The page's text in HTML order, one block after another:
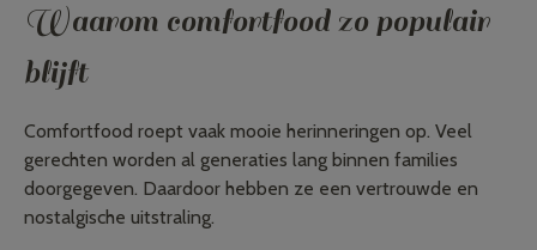
Waarom comfortfood zo populair
blijft
Comfortfood roept vaak mooie herinneringen op. Veel
gerechten worden al generaties lang binnen families
doorgegeven. Daardoor hebben ze een vertrouwde en
nostalgische uitstraling.